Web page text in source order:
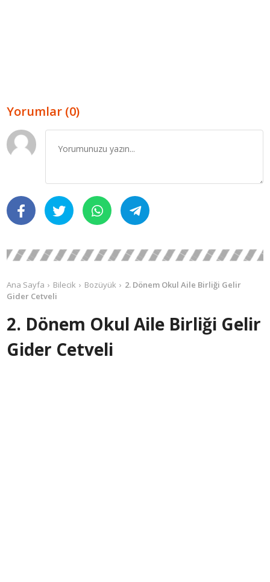
Yorumlar (0)
Ana Sayfa Bilecik Bozüyük
2. Dönem Okul Aile Birliği Gelir
Gider Cetveli
2. Dönem Okul Aile Birliği Gelir
Gider Cetveli